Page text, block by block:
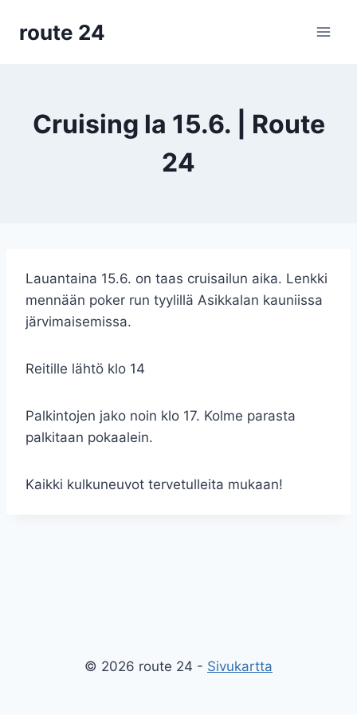
sisältöön
route 24
Cruising la 15.6. | Route
24
Lauantaina 15.6. on taas cruisailun aika. Lenkki
mennään poker run tyylillä Asikkalan kauniissa
järvimaisemissa.
Reitille lähtö klo 14
Palkintojen jako noin klo 17. Kolme parasta
palkitaan pokaalein.
Kaikki kulkuneuvot tervetulleita mukaan!
© 2026 route 24 - Sivukartta